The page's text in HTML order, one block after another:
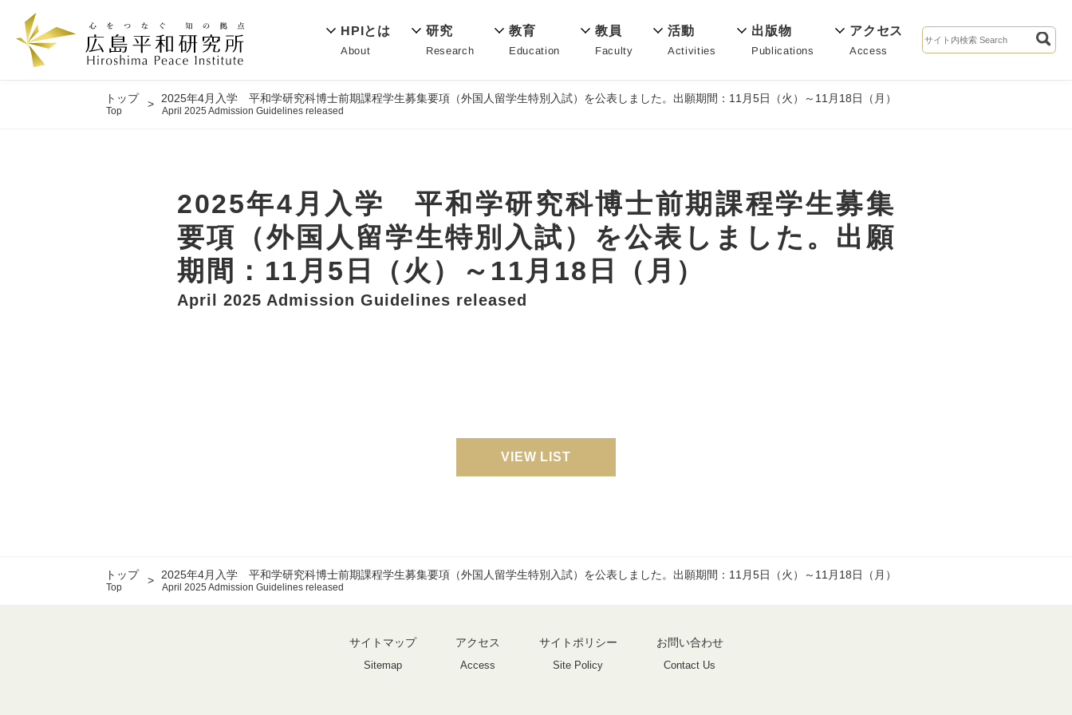
HPIとは
About
研究
Research
教育
Education
教員
Faculty
活動
Activities
出版物
Publications
アクセス
Access
トップ
Top
2025年4月入学 平和学研究科博士前期課程学生募集要項（外国人留学生特別入試）を公表しました。出願期間：11月5日（火）～11月18日（月）
April 2025 Admission Guidelines released
2025年4月入学 平和学研究科博士前期課程学生募集
要項（外国人留学生特別入試）を公表しました。出願
期間：11月5日（火）～11月18日（月）
April 2025 Admission Guidelines released
VIEW LIST
トップ
Top
2025年4月入学 平和学研究科博士前期課程学生募集要項（外国人留学生特別入試）を公表しました。出願期間：11月5日（火）～11月18日（月）
April 2025 Admission Guidelines released
サイトマップ
Sitemap
アクセス
Access
サイトポリシー
Site Policy
お問い合わせ
Contact Us